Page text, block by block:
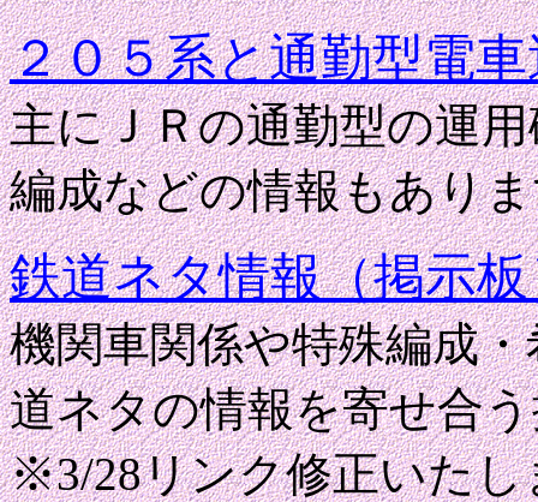
２０５系と通勤型電
主にＪＲの通勤型の運
編成などの情報もあり
鉄道ネタ情報（掲示
機関車関係や特殊編成
道ネタの情報を寄せ合
※3/28リンク修正いたし